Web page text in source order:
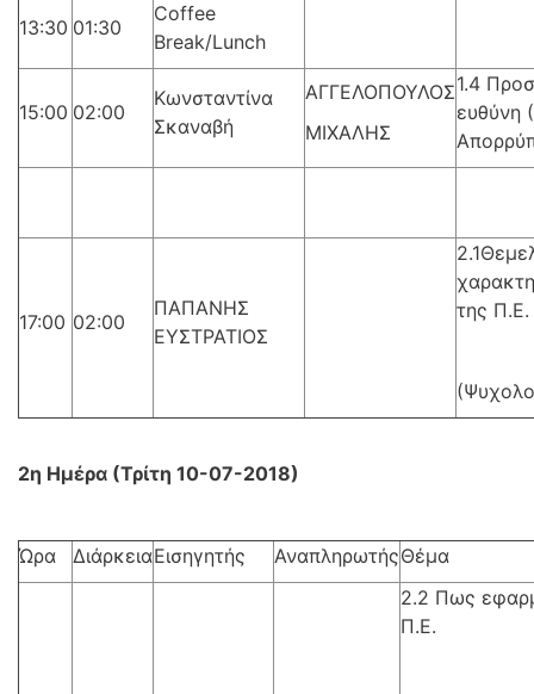
13:30 01:30
Coffee
Break/Lunch
15:00 02:00
Κωνσταντίνα
Σκαναβή
ΑΓΓΕΛΟΠΟΥΛΟΣ
ΜΙΧΑΛΗΣ
1.4
ευθύνη
17:00 02:00
ΠΑΠΑΝΗΣ
ΕΥΣΤΡΑΤΙΟΣ
της Π.Ε.
2η Ημέρα (Τρίτη 10-07-2018)
Ώρα ΔιάρκειαΕισηγητής ΑναπληρωτήςΘέμα
2.2 Πως
Π.Ε.